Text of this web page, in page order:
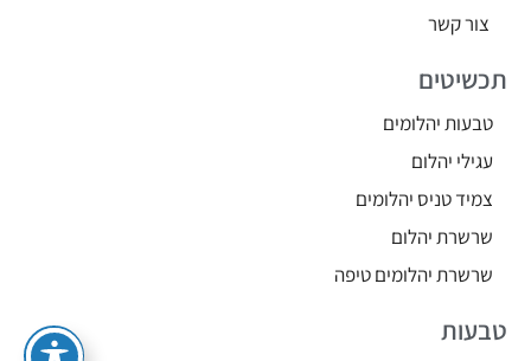
צור קשר
תכשיטים
טבעות יהלומים
עגילי יהלום
צמיד טניס יהלומים
שרשרת יהלום
שרשרת יהלומים טיפה
טבעות